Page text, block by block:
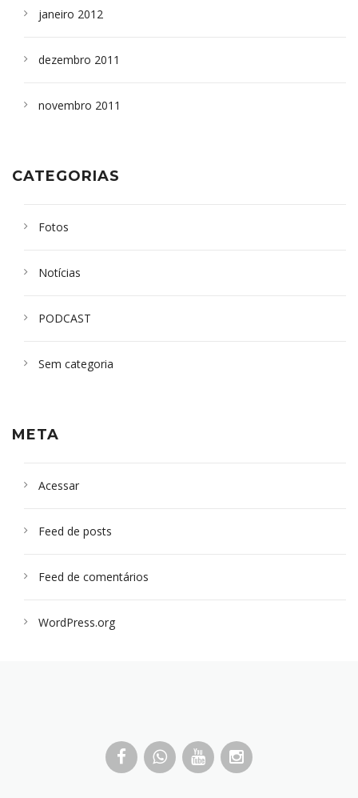
janeiro 2012
dezembro 2011
novembro 2011
CATEGORIAS
Fotos
Notícias
PODCAST
Sem categoria
META
Acessar
Feed de posts
Feed de comentários
WordPress.org